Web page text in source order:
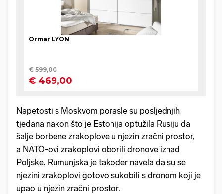
Napetosti s Moskvom porasle su posljednjih
tjedana nakon što je Estonija optužila Rusiju da
šalje borbene zrakoplove u njezin zračni prostor,
a NATO-ovi zrakoplovi oborili dronove iznad
Poljske. Rumunjska je također navela da su se
njezini zrakoplovi gotovo sukobili s dronom koji je
upao u njezin zračni prostor.